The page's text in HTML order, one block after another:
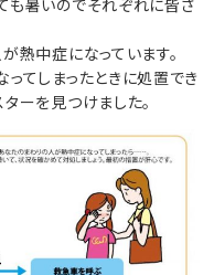
熱中症になっています。
てしまったときに処置でき
ーを見つけました。